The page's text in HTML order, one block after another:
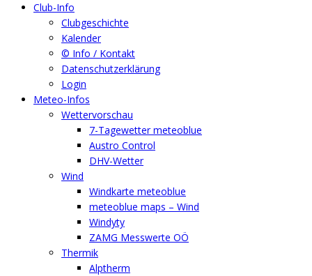
Club-Info
Clubgeschichte
Kalender
© Info / Kontakt
Datenschutzerklärung
Login
Meteo-Infos
Wettervorschau
7-Tagewetter meteoblue
Austro Control
DHV-Wetter
Wind
Windkarte meteoblue
meteoblue maps – Wind
Windyty
ZAMG Messwerte OÖ
Thermik
Alptherm